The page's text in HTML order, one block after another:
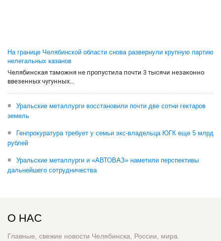
На границе Челябинской области снова развернули крупную партию
нелегальных казанов
Челябинская таможня не пропустила почти 3 тысячи незаконно
ввезенных чугунных...
Уральские металлурги восстановили почти две сотни гектаров
земель
Генпрокуратура требует у семьи экс-владельца ЮГК еще 5 млрд
рублей
Уральские металлурги и «АВТОВАЗ» наметили перспективы
дальнейшего сотрудничества
О НАС
Главные, свежие новости Челябинска, России, мира.